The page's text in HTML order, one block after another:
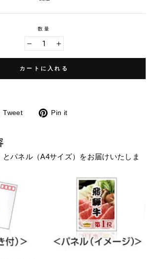
数量
− +
カートに入れる
Tweet
TwitterPin it
とパネル（A4サイズ）をお届けいたしま